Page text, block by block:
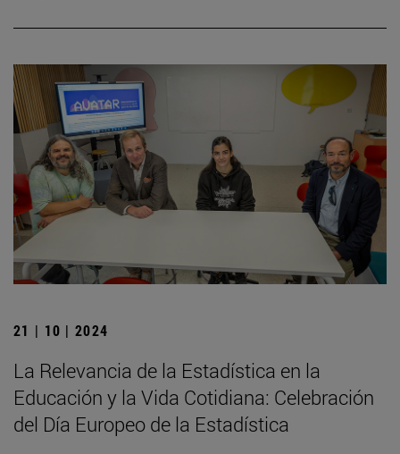
21 | 10 | 2024
La Relevancia de la Estadística en la
Educación y la Vida Cotidiana: Celebración
del Día Europeo de la Estadística